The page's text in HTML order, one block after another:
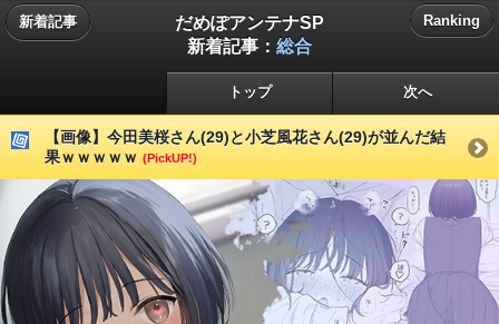
新着記事
だめぽアンテナSP
新着記事： 総合
Ranking
トップ 次へ
【画像】今田美桜さん(29)と小芝風花さん(29)が並んだ結
果ｗｗｗｗｗ (PickUP!)